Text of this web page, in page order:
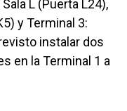
L (Puerta L24),
y Terminal 3:
instalar dos
en la Terminal 1 a